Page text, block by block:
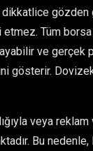
Tüm
ve gerçek
veya
Bu